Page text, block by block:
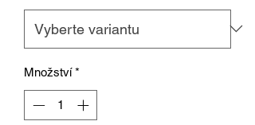
Množství *